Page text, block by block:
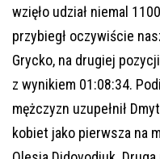
wzięło udział niemal
przybiegł oczywiście
Grycko, na drugiej
z wynikiem 01:08:34.
mężczyzn uzupełnił
kobiet jako pierwsza na